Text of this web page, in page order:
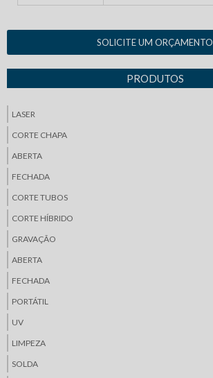
SOLICITE UM ORÇAMENTO
PRODUTOS
LASER
CORTE CHAPA
ABERTA
FECHADA
CORTE TUBOS
CORTE HÍBRIDO
GRAVAÇÃO
ABERTA
FECHADA
PORTÁTIL
UV
LIMPEZA
SOLDA